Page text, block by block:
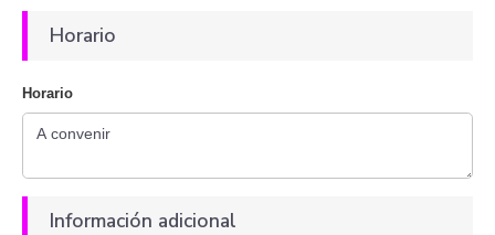
Horario
Horario
Información adicional